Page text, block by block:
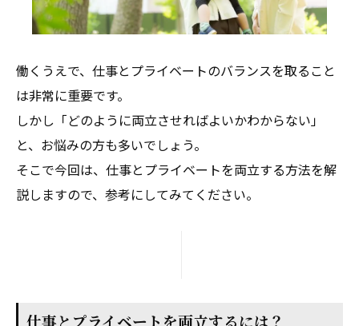
働くうえで、仕事とプライベートのバランスを取ること
は非常に重要です。
しかし「どのように両立させればよいかわからない」
と、お悩みの方も多いでしょう。
そこで今回は、仕事とプライベートを両立する方法を解
説しますので、参考にしてみてください。
仕事とプライベートを両立するには？